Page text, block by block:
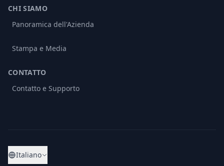
CHI SIAMO
Panoramica dell'Azienda
Stampa e Media
CONTATTO
Contatto e Supporto
Italiano